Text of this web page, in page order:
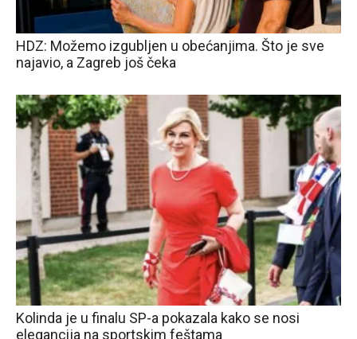
HDZ: Možemo izgubljen u obećanjima. Što je sve
najavio, a Zagreb još čeka
Kolinda je u finalu SP-a pokazala kako se nosi
elegancija na sportskim feštama